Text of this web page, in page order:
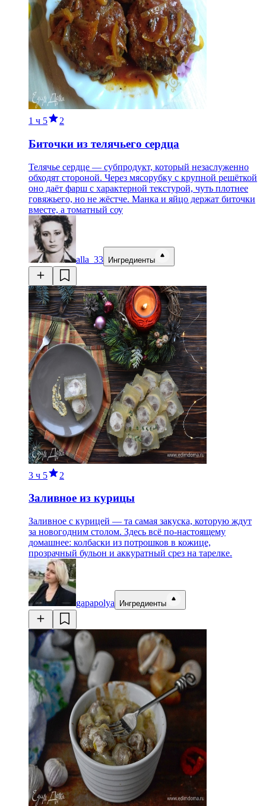
1 ч 5 2
Биточки из телячьего сердца
Телячье сердце — субпродукт, который незаслуженно
обходят стороной. Через мясорубку с крупной решёткой
оно даёт фарш с характерной текстурой, чуть плотнее
говяжьего, но не жёстче. Манка и яйцо держат биточки
вместе, а томатный соу
alla_33 Ингредиенты
3 ч 5 2
Заливное из курицы
Заливное с курицей — та самая закуска, которую ждут
за новогодним столом. Здесь всё по-настоящему
домашнее: колбаски из потрошков в кожице,
прозрачный бульон и аккуратный срез на тарелке.
gapapolya Ингредиенты